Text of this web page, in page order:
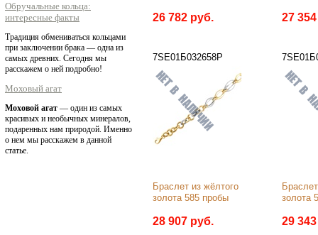
Обручальные кольца:
интересные факты
Традиция обмениваться кольцами
при заключении брака — одна из
самых древних. Сегодня мы
расскажем о ней подробно!
Моховый агат
Моховой агат — один из самых
красивых и необычных минералов,
подаренных нам природой. Именно
о нем мы расскажем в данной
статье.
26 782 руб. 27
7SE01Б032658Р
Браслет из жёлтого
золота 585 пробы
28 907 руб.
золота
29